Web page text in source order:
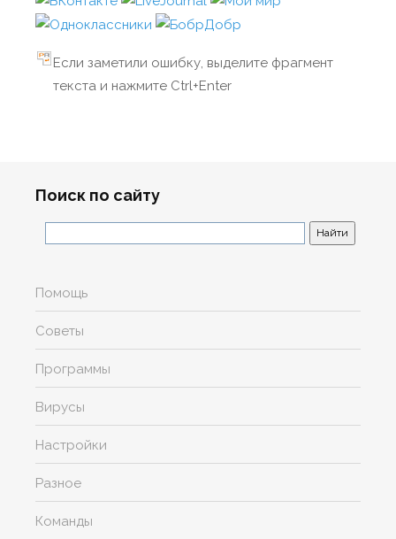
Если заметили ошибку, выделите фрагмент
текста и нажмите Ctrl+Enter
Поиск по сайту
Помощь
Советы
Программы
Вирусы
Настройки
Разное
Команды